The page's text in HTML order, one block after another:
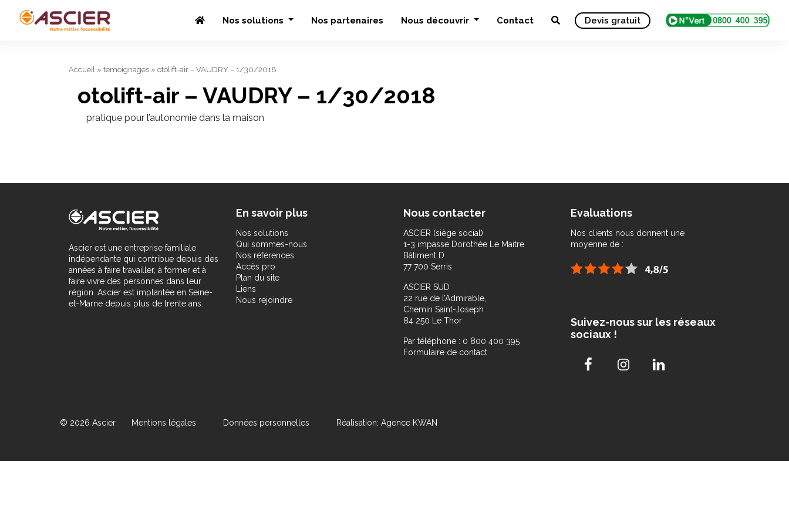
Nos solutions Nos partenaires Nous découvrir Contact Devis gratuit
Accueil » temoignages » otolift-air – VAUDRY – 1/30/2018
otolift-air – VAUDRY – 1/30/2018
pratique pour l’autonomie dans la maison
Ascier est une entreprise familiale
indépendante qui contribue depuis des
années à faire travailler, à former et à
faire vivre des personnes dans leur
région. Ascier est implantée en Seine-
et-Marne depuis plus de trente ans.
En savoir plus
Nos solutions
Qui sommes-nous
Nos références
Accès pro
Plan du site
Liens
Nous rejoindre
Nous contacter
ASCIER (siège social)
1-3 impasse Dorothée Le Maitre
Bâtiment D
77 700 Serris
ASCIER SUD
22 rue de l’Admirable,
Chemin Saint-Joseph
84 250 Le Thor
Par téléphone : 0 800 400 395
Formulaire de contact
Evaluations
Nos clients nous donnent une
moyenne de :
Suivez-nous sur les réseaux
sociaux !
© 2026 Ascier Mentions légales Données personnelles Réalisation: Agence KWAN